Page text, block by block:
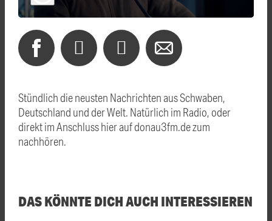
Stündlich die neusten Nachrichten aus Schwaben,
Deutschland und der Welt. Natürlich im Radio, oder
direkt im Anschluss hier auf donau3fm.de zum
nachhören.
DAS KÖNNTE DICH AUCH INTERESSIEREN